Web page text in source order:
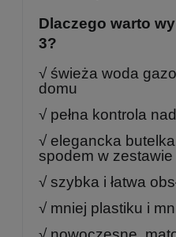
Dlaczego warto
3?
√ świeża woda
domu
√ pełna kontrola
√ elegancka
spodem w zestawie
√ szybka i łatwa
√ mniej plastiku i